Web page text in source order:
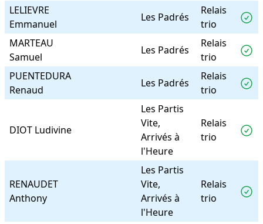
LELIEVRE
Emmanuel
Les Padrés
Relais
trio
MARTEAU
Samuel
Les Padrés
Relais
trio
PUENTEDURA
Renaud
Les Padrés
Relais
trio
DIOT Ludivine
Les Partis
Vite,
Arrivés à
l'Heure
Relais
trio
RENAUDET
Anthony
Les Partis
Vite,
Arrivés à
l'Heure
Relais
trio